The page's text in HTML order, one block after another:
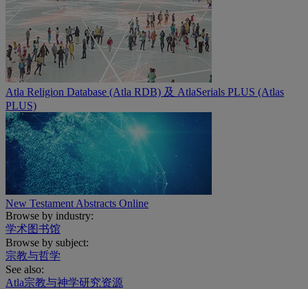
Atla Religion Database (Atla RDB) 及 AtlaSerials PLUS (Atlas
PLUS)
New Testament Abstracts Online
Browse by industry:
学术图书馆
Browse by subject:
宗教与哲学
See also:
Atla宗教与神学研究资源